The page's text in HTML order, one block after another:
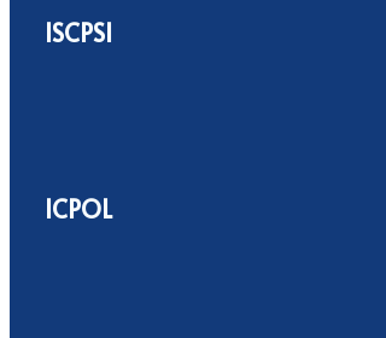
ISCPSI
ICPOL